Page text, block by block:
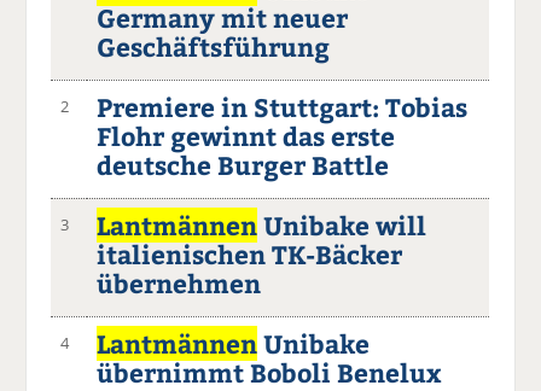
Germany mit neuer
Geschäftsführung
2
Premiere in Stuttgart: Tobias
Flohr gewinnt das erste
deutsche Burger Battle
3 LantmännenUnibake will
italienischen TK-Bäcker
übernehmen
4 LantmännenUnibake
übernimmt Boboli Benelux